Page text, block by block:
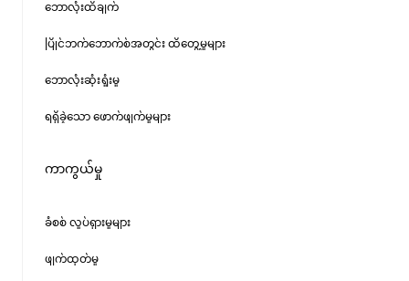
ဘောလုံးထိချက်
ပြိုင်ဘက်ဘောက်စ်အတွင်း ထိတွေ့မှုများ
ဘောလုံးဆုံးရှုံးမှု
ရရှိခဲ့သော ဖောက်ဖျက်မှုများ
ကာကွယ်မှု
ခံစစ် လှုပ်ရှားမှုများ
ဖျက်ထုတ်မှု